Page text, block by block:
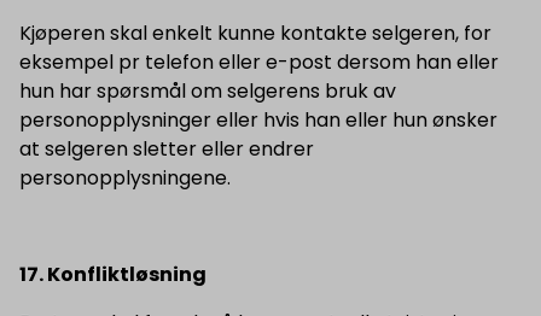
Kjøperen skal enkelt kunne kontakte selgeren, for
eksempel pr telefon eller e-post dersom han eller
hun har spørsmål om selgerens bruk av
personopplysninger eller hvis han eller hun ønsker
at selgeren sletter eller endrer
personopplysningene.
17. Konfliktløsning